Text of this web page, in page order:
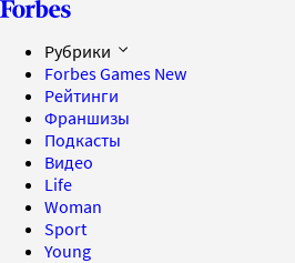
Рубрики
Forbes Games New
Рейтинги
Франшизы
Подкасты
Видео
Life
Woman
Sport
Young